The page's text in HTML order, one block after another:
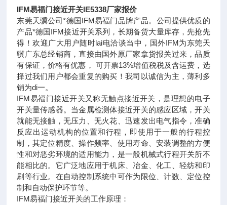
IFM易福门接近开关IE5338厂家报价
东莞天骥公司*德国IFM易福门品牌产品。公司提供优质的
产品*德国IFM接近开关系列，长期备货大量库存，先抢先
得！欢迎广大用户随时lai电洽谈当中，国外IFM为东莞天
骥广东总经销商，直接由国外原厂家拿货报关过来，品质
有保证，价格有优惠， 可开票13%增值税税及含运费，选
择过我们用户都会重复的购买！我司以诚信为主，薄利多
销为di一。
IFM易福门接近开关又称无触点接近开关，是理想的电子
开关量传感器。当金属检测体接近开关的感应区域，开关
就能无接触，无压力、无火花、迅速发出电气指令，准确
反应出运动机构的位置和行程，即使用于一般的行程控
制，其定位精度、操作频率、使用寿命、安装调整的方便
性和对恶劣环境的适用能力，是一般机械式行程开关所不
能相比的。它广泛地应用于机床、冶金、化工、轻纺和印
刷等行业。在自动控制系统中可作为限位、计数、定位控
制和自动保护环节等。
IFM易福门接近开关的工作原理：